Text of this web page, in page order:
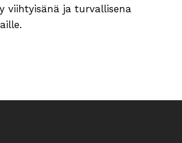
viihtyisänä ja turvallisena